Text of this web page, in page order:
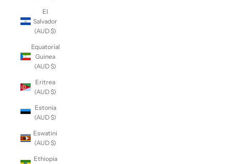
El
Salvador
(AUD $)
Equatorial
Guinea
(AUD $)
Eritrea
(AUD $)
Estonia
(AUD $)
Eswatini
(AUD $)
Ethiopia